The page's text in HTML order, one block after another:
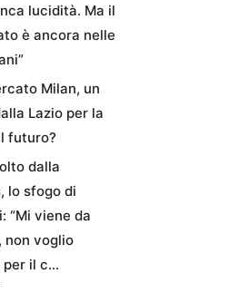
lucidità. Ma il
è ancora nelle
Milan, un
Lazio per la
futuro?
dalla
lo sfogo di
“Mi viene da
non voglio
per il c…